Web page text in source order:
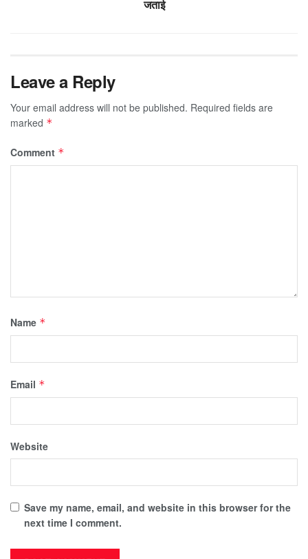
जताई
Leave a Reply
Your email address will not be published. Required fields are
marked *
Comment *
Name *
Email *
Website
Save my name, email, and website in this browser for the
next time I comment.